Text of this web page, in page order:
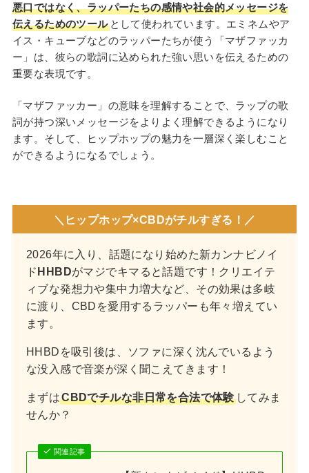
悪口ではなく、ラッパーたちの感情や社会的メッセージを
伝えるためのツールとして使われています。エミネムやア
イス・キューブなどのラッパーたちが使う「マザファッカ
ー」は、彼らの歌詞に込められた強い思いを伝えるための
重要な表現です。
「マザファッカー」の意味を理解することで、ラップの歌
詞が持つ深いメッセージをよりよく理解できるようになり
ます。そして、ヒップホップの魅力を一層深く楽しむこと
ができるようになるでしょう。
＼ ヒップホップ×CBDがチルすぎる！／
2026年に入り、話題になり始めた新カンナビノイ
ドHHBDがマジでキマると話題です！クリエイテ
ィブな発想力や集中力増大など、その効果は多岐
に渡り、CBDを愛用するラッパーも年々増えてい
ます。
HHBDを吸引後は、ソファに深く沈んでいるよう
な没入感で音楽が深く聞こえてきます！
まずはCBDでチルな非日常を合法で体験してみま
せんか？
関連記事